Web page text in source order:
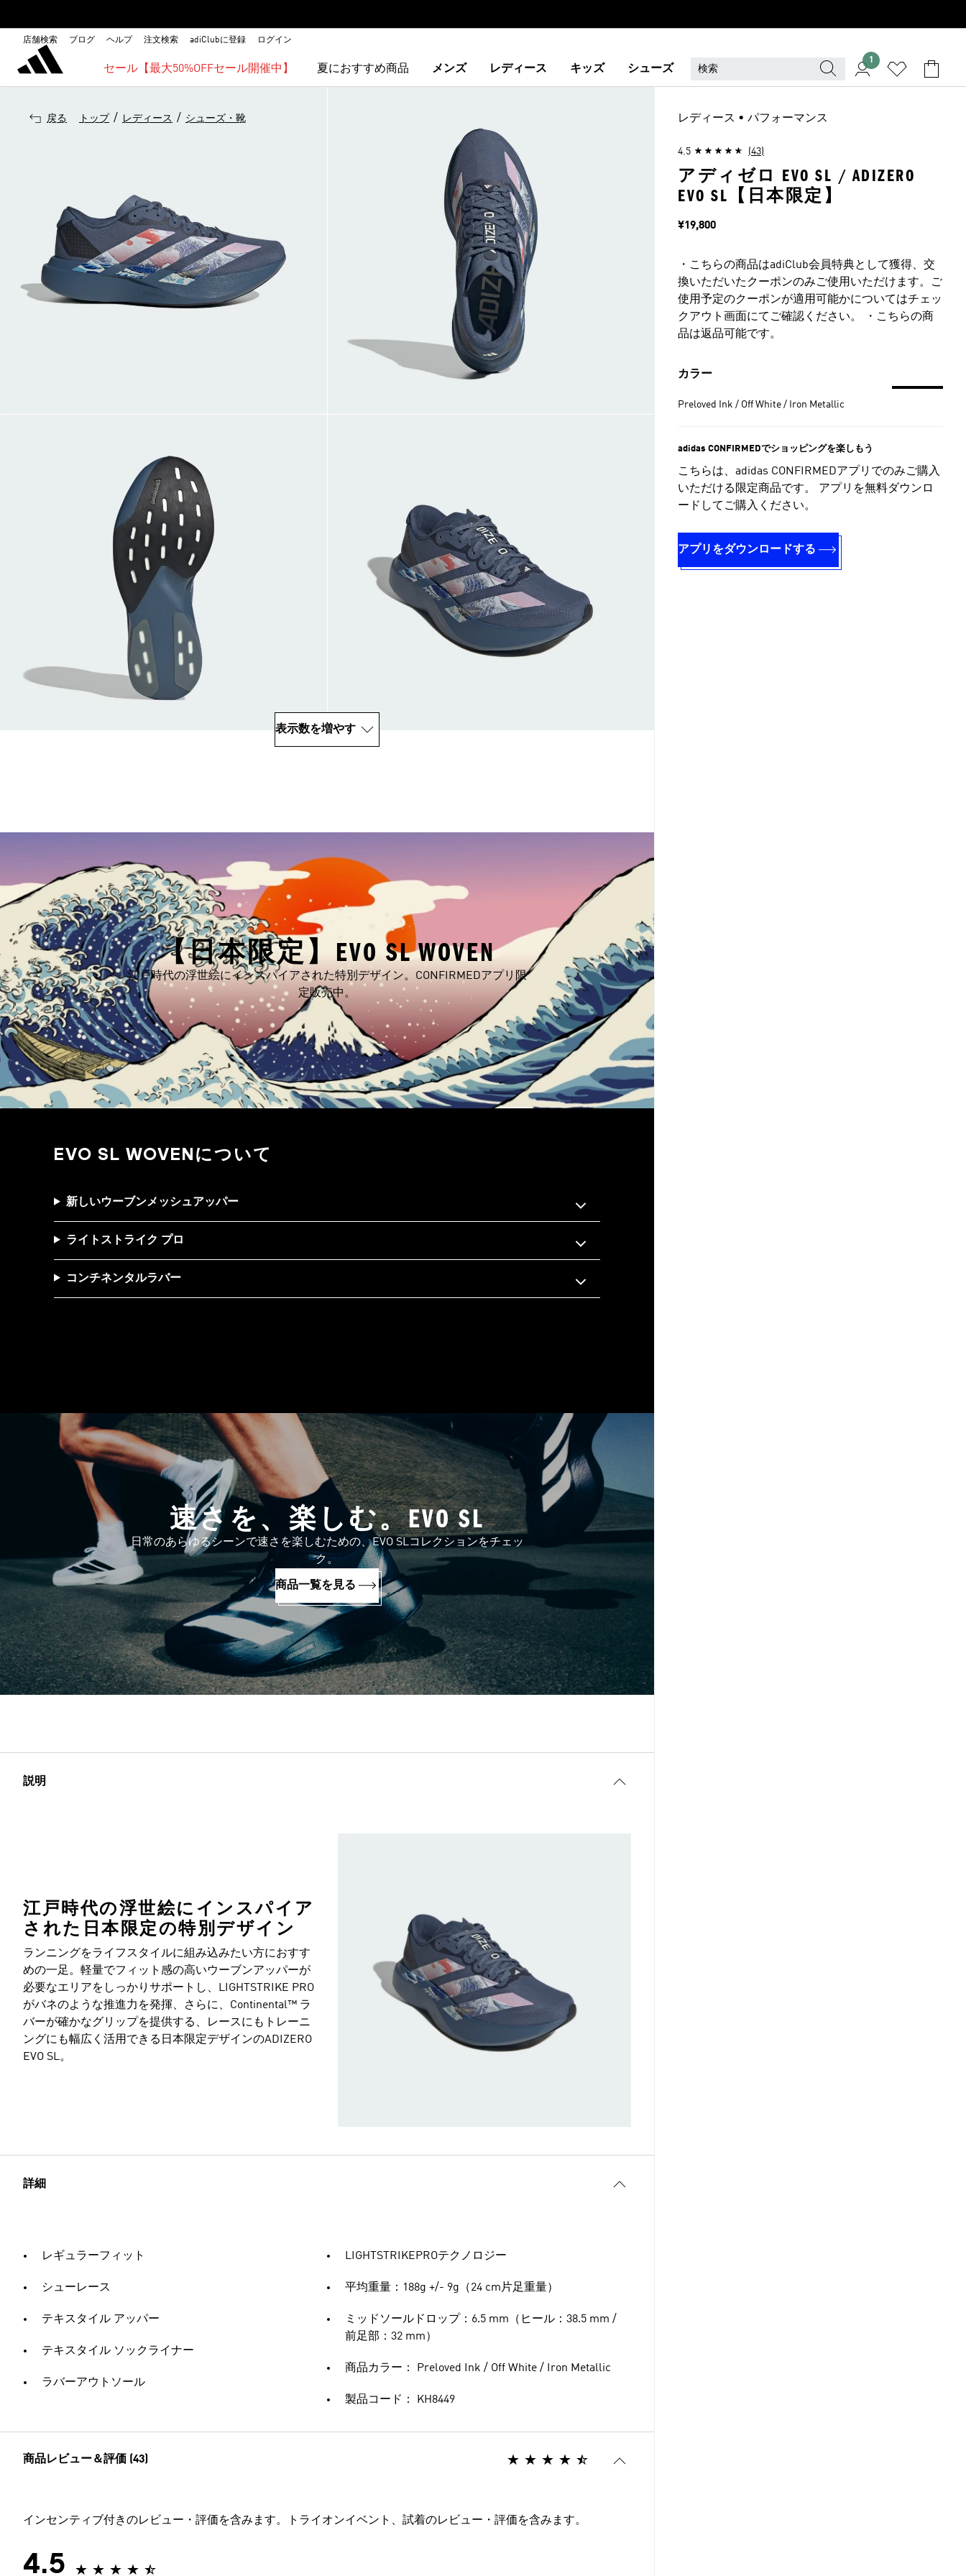
店舗検索 ブログ ヘルプ 注文検索 adiClubに登録 ログイン
セール【最大50%OFFセール開催中】 夏におすすめ商品 メンズ レディース キッズ シューズ
1
戻る トップ / レディース / シューズ・靴
表示数を増やす
【日本限定】EVO SL WOVEN
江戸時代の浮世絵にインスパイアされた特別デザイン。CONFIRMEDアプリ限
定販売中。
EVO SL WOVENについて
新しいウーブンメッシュアッパー
ライトストライク プロ
コンチネンタルラバー
速さを、楽しむ。EVO SL
日常のあらゆるシーンで速さを楽しむための、EVO SLコレクションをチェッ
ク。
商品一覧を見る
説明
江戸時代の浮世絵にインスパイア
された日本限定の特別デザイン
ランニングをライフスタイルに組み込みたい方におすす
めの一足。軽量でフィット感の高いウーブンアッパーが
必要なエリアをしっかりサポートし、LIGHTSTRIKE PRO
がバネのような推進力を発揮、さらに、Continental™ ラ
バーが確かなグリップを提供する、レースにもトレーニ
ングにも幅広く活用できる日本限定デザインのADIZERO
EVO SL。
詳細
レギュラーフィット
シューレース
テキスタイル アッパー
テキスタイル ソックライナー
ラバーアウトソール
LIGHTSTRIKEPROテクノロジー
平均重量：188g +/- 9g（24 cm片足重量）
ミッドソールドロップ：6.5 mm（ヒール：38.5 mm /
前足部：32 mm）
商品カラー： Preloved Ink / Off White / Iron Metallic
製品コード： KH8449
商品レビュー＆評価 (43)
インセンティブ付きのレビュー・評価を含みます。トライオンイベント、試着のレビュー・評価を含みます。
4.5
レディース • パフォーマンス
4.5 (43)
アディゼロ EVO SL / ADIZERO
EVO SL【日本限定】
価格
¥19,800
・こちらの商品はadiClub会員特典として獲得、交
換いただいたクーポンのみご使用いただけます。ご
使用予定のクーポンが適用可能かについてはチェッ
クアウト画面にてご確認ください。 ・こちらの商
品は返品可能です。
カラー
Preloved Ink / Off White / Iron Metallic
adidas CONFIRMEDでショッピングを楽しもう
こちらは、adidas CONFIRMEDアプリでのみご購入
いただける限定商品です。 アプリを無料ダウンロ
ードしてご購入ください。
アプリをダウンロードする